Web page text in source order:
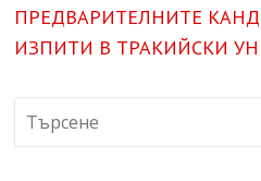
ПРЕДВАРИТЕЛНИТЕ
ИЗПИТИ В ТРАКИЙСКИ